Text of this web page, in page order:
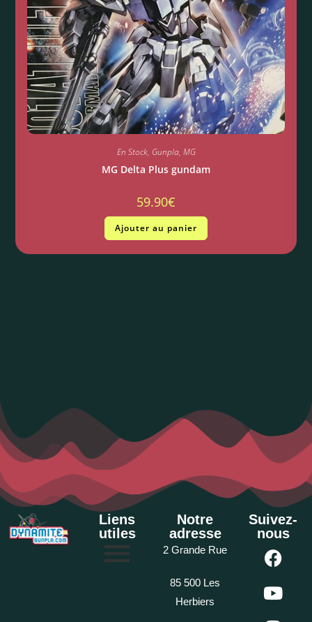
En Stock, Gunpla, MG
MG Delta Plus gundam
59.90€
Ajouter au panier
Liens
utiles
Notre
adresse
2 Grande Rue
85 500 Les
Herbiers
Suivez-
nous